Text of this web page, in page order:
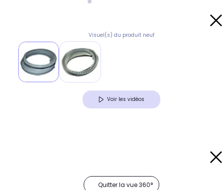
Visuel(s) du produit neuf
Voir les vidéos
Quitter la vue 360°